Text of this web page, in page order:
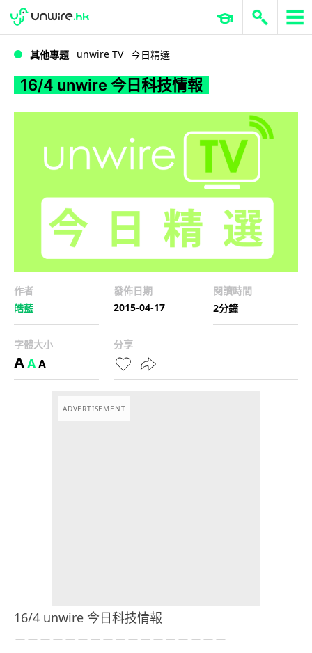
16/4 unwire 今日科技情報
WWDC 2026 ERP 與商業 AI
其他專題 unwire TV 今日精選
16/4 unwire 今日科技情報
作者
皓藍
發佈日期
2015-04-17
閱讀時間
2分鐘
字體大小
AAA
分享
ADVERTISEMENT
16/4 unwire 今日科技情報
－－－－－－－－－－－－－－－－－